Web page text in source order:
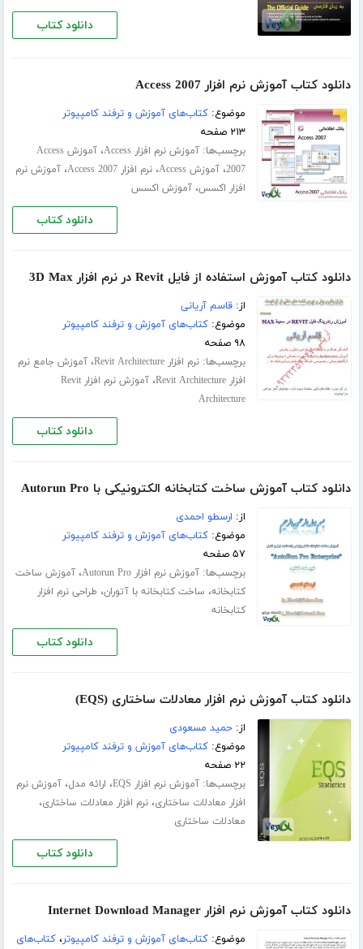
دانلود کتاب
دانلود کتاب آموزش نرم افزار Access 2007
موضوع:کتاب‌های آموزش و ترفند کامپیوتر
۲۱۳ صفحه
برچسب‌ها:آموزش نرم افزار Access ،
آموزش Access
2007،آموزش Access ،نرم افزار Access 2007 ،آموزش نرم
افزار اکسس،آموزش اکسس
دانلود کتاب
دانلود کتاب آموزش استفاده از فایل Revit در نرم افزار 3D Max
از:قاسم آریانی
موضوع:کتاب‌های آموزش و ترفند کامپیوتر
۹۸ صفحه
برچسب‌ها:نرم افزار Revit Architecture ،آموزش جامع نرم
افزار Revit Architecture
،
آموزش نرم افزار Revit
Architecture
دانلود کتاب
دانلود کتاب آموزش ساخت کتابخانه الکترونیکی با Autorun Pro
از: ارسطو احمدی
موضوع:کتاب‌های آموزش و ترفند کامپیوتر
۵۷ صفحه
برچسب‌ها:آموزش نرم افزار Autorun Pro ،آموزش ساخت
کتابخانه، ساخت کتابخانه با آتوران، طراحی نرم افزار
کتابخانه
دانلود کتاب
دانلود کتاب آموزش نرم افزار معادلات ساختاری (EQS)
از:حمید مسعودی
موضوع:کتاب‌های آموزش و ترفند کامپیوتر
۲۲ صفحه
برچسب‌ها:آموزش نرم افزار EQS ، ارائه مدل،آموزش نرم
افزار معادلات ساختاری،نرم افزار معادلات ساختاری،
معادلات ساختاری
دانلود کتاب
دانلود کتاب آموزش نرم افزار Internet Download Manager
موضوع:کتاب‌های آموزش و ترفند کامپیوتر،کتاب‌های